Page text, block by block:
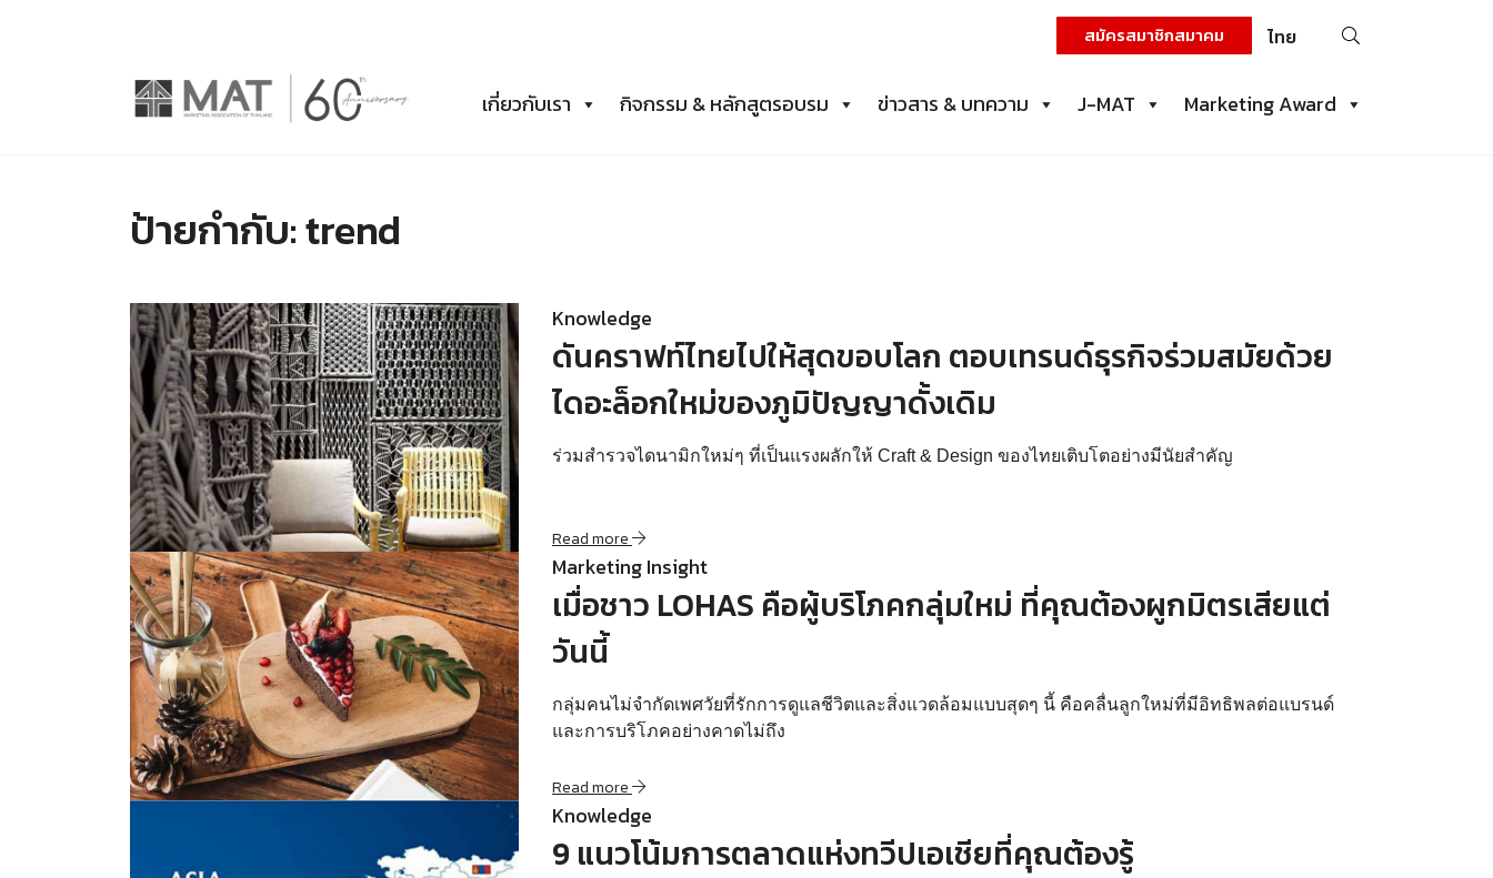
สมัครสมาชิกสมาคม ไทย
ค้นหา
เกี่ยวกับเรา
กิจกรรม & หลักสูตรอบรม ข่าวสาร & บทความ J-MAT Marketing Award
ป้ายกำกับ:trend
Read more
Knowledge
ดันคราฟท์ไทยไปให้สุดขอบโลก ตอบเทรนด์ธุรกิจร่วมสมัยด้วย
ไดอะล็อกใหม่ของภูมิปัญญาดั้งเดิม
ร่วมสำรวจไดนามิกใหม่ๆ ที่เป็นแรงผลักให้ Craft & Design ของไทยเติบโตอย่างมีนัยสำคัญ
Read more
Read more
Marketing Insight
เมื่อชาว LOHAS คือผู้บริโภคกลุ่มใหม่ ที่คุณต้องผูกมิตรเสียแต่
วันนี้
กลุ่มคนไม่จำกัดเพศวัยที่รักการดูแลชีวิตและสิ่งแวดล้อมแบบสุดๆ นี้ คือคลื่นลูกใหม่ที่มีอิทธิพลต่อแบรนด์
และการบริโภคอย่างคาดไม่ถึง
Read more
Knowledge
9 แนวโน้มการตลาดแห่งทวีปเอเชียที่คุณต้องรู้